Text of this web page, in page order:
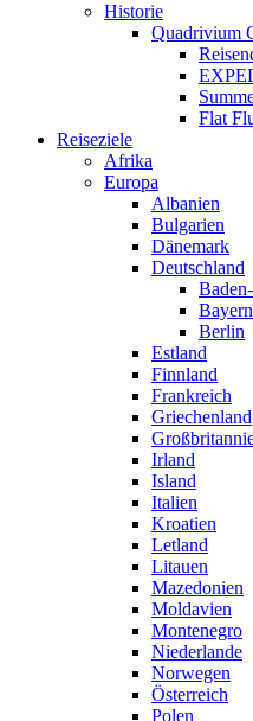
Historie
Quadrivium
Flat
Reiseziele
Afrika
Europa
Albanien
Bulgarien
Dänemark
Deutschland
Bayern
Berlin
Estland
Finnland
Frankreich
Griechenland
Irland
Island
Italien
Kroatien
Letland
Litauen
Mazedonien
Moldavien
Montenegro
Niederlande
Norwegen
Österreich
Polen